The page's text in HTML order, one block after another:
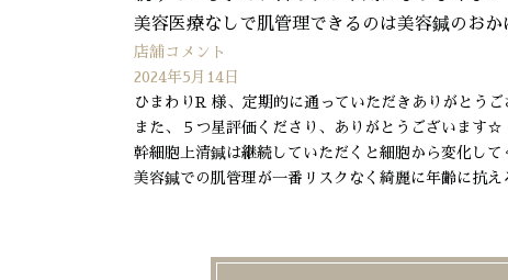
美容医療なしで肌管理できるのは美容鍼のお
店舗コメント
2024年5月14日
ひまわりR 様、定期的に通っていただきありがとうご
また、５つ星評価くださり、ありがとうございます☆
幹細胞上清鍼は継続していただくと細胞から変化して
美容鍼での肌管理が一番リスクなく綺麗に年齢に抗